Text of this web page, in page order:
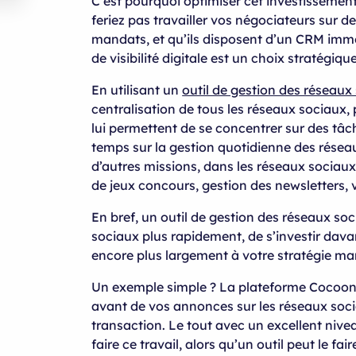
feriez pas travailler vos négociateurs sur
mandats, et qu’ils disposent d’un CRM
de visibilité digitale est un choix
En utilisant unoutil de gestion des
centralisation de tous les réseaux
lui permettent de se concentrer sur des
temps sur la gestion quotidienne des
d’autres missions, dans les réseaux
de jeux concours, gestion des
En bref, un outil de gestion des réseaux
sociaux plus rapidement, de s’investir
encore plus largement à votre stratégie
Un exemple simple ? La plateforme
avant de vos annonces sur les réseaux
transaction. Le tout avec un excellent
faire ce travail, alors qu’un outil peut le